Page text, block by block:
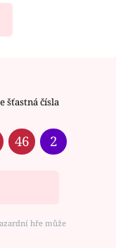
šťastná čísla
46 2
hře může